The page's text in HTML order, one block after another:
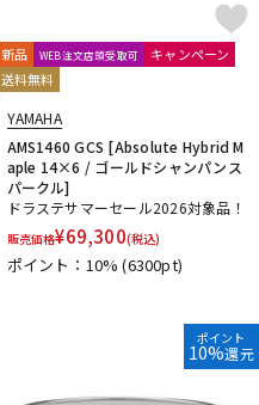
新品 WEB注文店頭受取可
キャンペーン
送料無料
YAMAHA
AMS1460 GCS [Absolute Hybrid M
aple 14×6 / ゴールドシャンパンス
パークル]
ドラステサマーセール2026対象品！
販売価格¥69,300(税込)
ポイント：10%(6300pt)
ポイント
10%還元